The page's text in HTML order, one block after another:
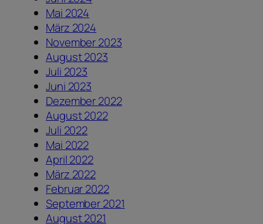
Mai 2024
März 2024
November 2023
August 2023
Juli 2023
Juni 2023
Dezember 2022
August 2022
Juli 2022
Mai 2022
April 2022
März 2022
Februar 2022
September 2021
August 2021